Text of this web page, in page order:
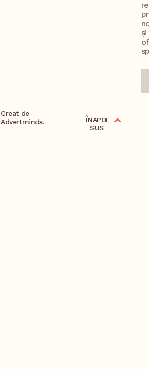
și
Creat de
Advertminds.
ÎNAPOI
SUS